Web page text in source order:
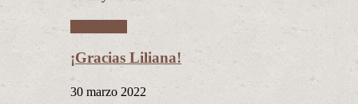
¡Gracias Liliana!
30 marzo 2022